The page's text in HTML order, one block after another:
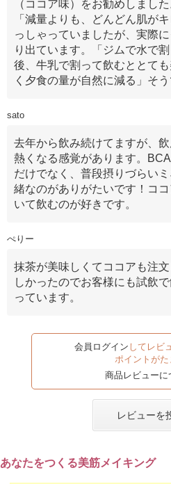
（ココア味）をお勧めしまし
「減量よりも、どんどん肌が
っしゃっていましたが、実際
り出ています。「ジムで水で
後、牛乳で割って飲むととて
く夕食の量が自然に減る」そ
sato
去年から飲み続けてますが、
熱くなる感覚があります。
だけでなく、普段摂りづらい
緒なのがありがたいです！コ
いて飲むのが好きです。
ぺりー
抹茶が美味しくてココアも注
しかったのでお客様にも試飲
っています。
会員ログイン してレビ
ポイントがた
商品レビューに
レビューを
あなたをつくる美筋メイキング